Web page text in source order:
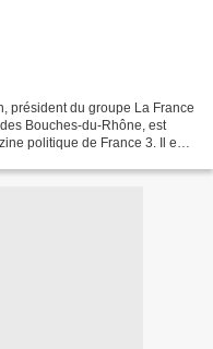
président du groupe La France
Bouches-du-Rhône, est
politique de France 3. Il est